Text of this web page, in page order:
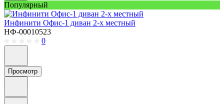
Популярный
Инфинити Офис-1 диван 2-х местный
НФ-00010523
0
Просмотр